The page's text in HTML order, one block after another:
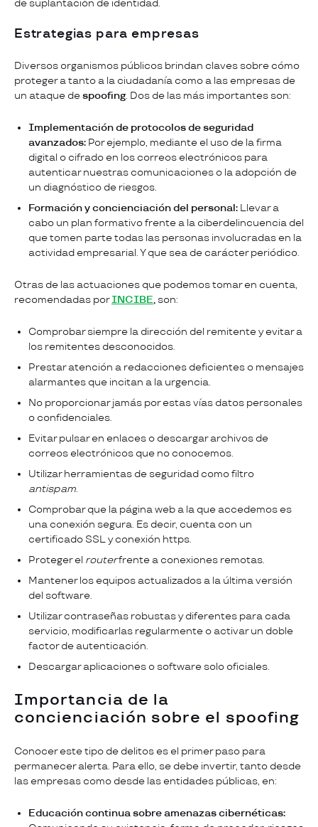
de suplantación de identidad.
Estrategias para empresas
Diversos organismos públicos brindan claves sobre cómo
proteger a tanto a la ciudadanía como a las empresas de
un ataque despoofing. Dos de las más importantes son:
Implementación de protocolos de seguridad
avanzados: Por ejemplo, mediante el uso de la firma
digital o cifrado en los correos electrónicos para
autenticar nuestras comunicaciones o la adopción de
un diagnóstico de riesgos.
Formación y concienciación del personal: Llevar a
cabo un plan formativo frente a la ciberdelincuencia del
que tomen parte todas las personas involucradas en la
actividad empresarial. Y que sea de carácter periódico.
Otras de las actuaciones que podemos tomar en cuenta,
recomendadas porINCIBE, son:
Comprobar siempre la dirección del remitente y evitar a
los remitentes desconocidos.
Prestar atención a redacciones deficientes o mensajes
alarmantes que incitan a la urgencia.
No proporcionar jamás por estas vías datos personales
o confidenciales.
Evitar pulsar en enlaces o descargar archivos de
correos electrónicos que no conocemos.
Utilizar herramientas de seguridad como filtro
antispam.
Comprobar que la página web a la que accedemos es
una conexión segura. Es decir, cuenta con un
certificado SSL y conexión https.
Proteger el routerfrente a conexiones remotas.
Mantener los equipos actualizados a la última versión
del software.
Utilizar contraseñas robustas y diferentes para cada
servicio, modificarlas regularmente o activar un doble
factor de autenticación.
Descargar aplicaciones o software solo oficiales.
Importancia de la
concienciación sobre el spoofing
Conocer este tipo de delitos es el primer paso para
permanecer alerta. Para ello, se debe invertir, tanto desde
las empresas como desde las entidades públicas, en:
Educación continua sobre amenazas cibernéticas: